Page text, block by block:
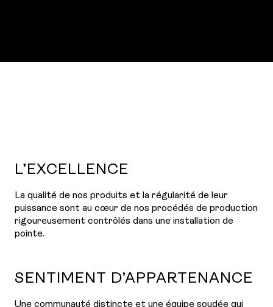
L’EXCELLENCE
La qualité de nos produits et la régularité de leur
puissance sont au cœur de nos procédés de production
rigoureusement contrôlés dans une installation de
pointe.
SENTIMENT D’APPARTENANCE
Une communauté distincte et une équipe soudée qui